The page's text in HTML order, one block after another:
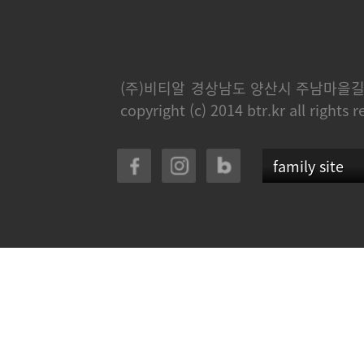
(주)비티알 경상남도 양산시 주남마을
copyright (c) 2014 btr.kr all rights
family site